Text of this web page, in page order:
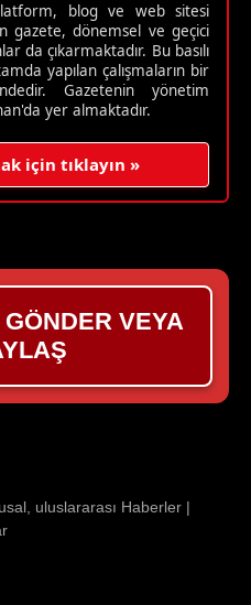
blog ve web sitesi
gazete, dönemsel ve geçici
da çıkarmaktadır. Bu basılı
yapılan çalışmaların bir
Gazetenin yönetim
yer almaktadır.
için tıklayın »
VEYA
uluslararası Haberler |